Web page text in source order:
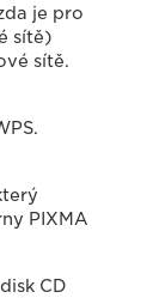
je pro
sítě)
sítě.
PIXMA
CD